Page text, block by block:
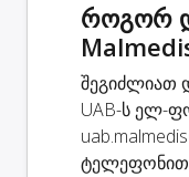
როგორ
შეგიძლიათ
UAB-ს ელ-
ტელეფონით